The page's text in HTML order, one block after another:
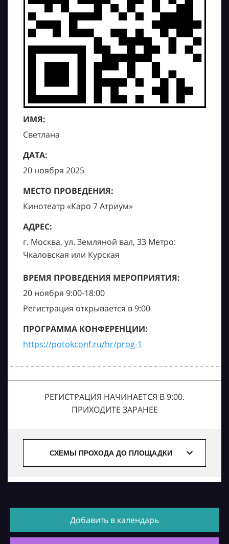
ИМЯ:
Светлана
ДАТА:
20 ноября 2025
МЕСТО ПРОВЕДЕНИЯ:
Кинотеатр «Каро 7 Атриум»
АДРЕС:
г. Москва, ул. Земляной вал, 33 Метро:
Чкаловская или Курская
ВРЕМЯ ПРОВЕДЕНИЯ МЕРОПРИЯТИЯ:
20 ноября 9:00-18:00
Регистрация открывается в 9:00
ПРОГРАММА КОНФЕРЕНЦИИ:
https://potokconf.ru/hr/prog-1
РЕГИСТРАЦИЯ НАЧИНАЕТСЯ В 9:00.
ПРИХОДИТЕ ЗАРАНЕЕ
СХЕМЫ ПРОХОДА ДО ПЛОЩАДКИ
Добавить в календарь